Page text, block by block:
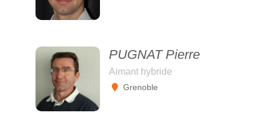
PUGNAT Pierre
Aimant hybride
Grenoble